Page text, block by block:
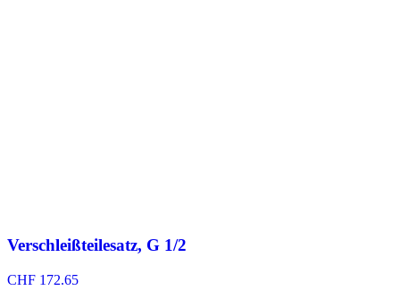
Verschleißteilesatz, G 1/2
CHF 172.65